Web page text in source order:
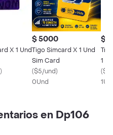
X 1 Und
)
$ 5000
Tigo Simcard X 1 Und
Sim Card
($5/und)
0Und
$
1
(
en Dp106